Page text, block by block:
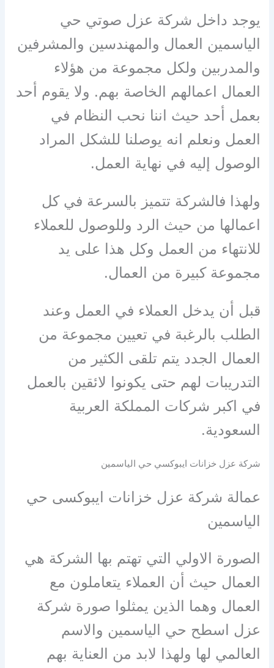
يوجد داخل شركة عزل صوتي حي
الياسمين العمال والمهندسين والمشرفين
والمدربين ولكل مجموعة من هؤلاء
العمال اعمالهم الخاصة بهم. ولا يقوم أحد
بعمل أحد حيث اننا نحب النظام في
العمل ونعلم انه يوصلنا للشكل المراد
الوصول إليه في نهاية العمل.
ولهذا فالشركة تتميز بالسرعة في كل
اعمالها من حيث الرد وللوصول للعملاء
للانتهاء من العمل وكل هذا على يد
مجموعة كبيرة من العمال.
قبل أن يدخل العملاء في العمل وعند
الطلب بالرغبة في تعيين مجموعة من
العمال الجدد يتم تلقى الكثير من
التدريبات لهم حتى يكونوا لائقين بالعمل
في اكبر شركات المملكة العربية
السعودية.
شركة عزل خزانات ايبوكسي حي الياسمين
عمالة شركة عزل خزانات ايبوكسى حي
الياسمين
الصورة الاولي التي تهتم بها الشركة هي
العمال حيث أن العملاء يتعاملون مع
العمال وهما الذين يمثلوا صورة شركة
عزل اسطح حي الياسمين والاسم
العالمي لها ولهذا لابد من العناية بهم